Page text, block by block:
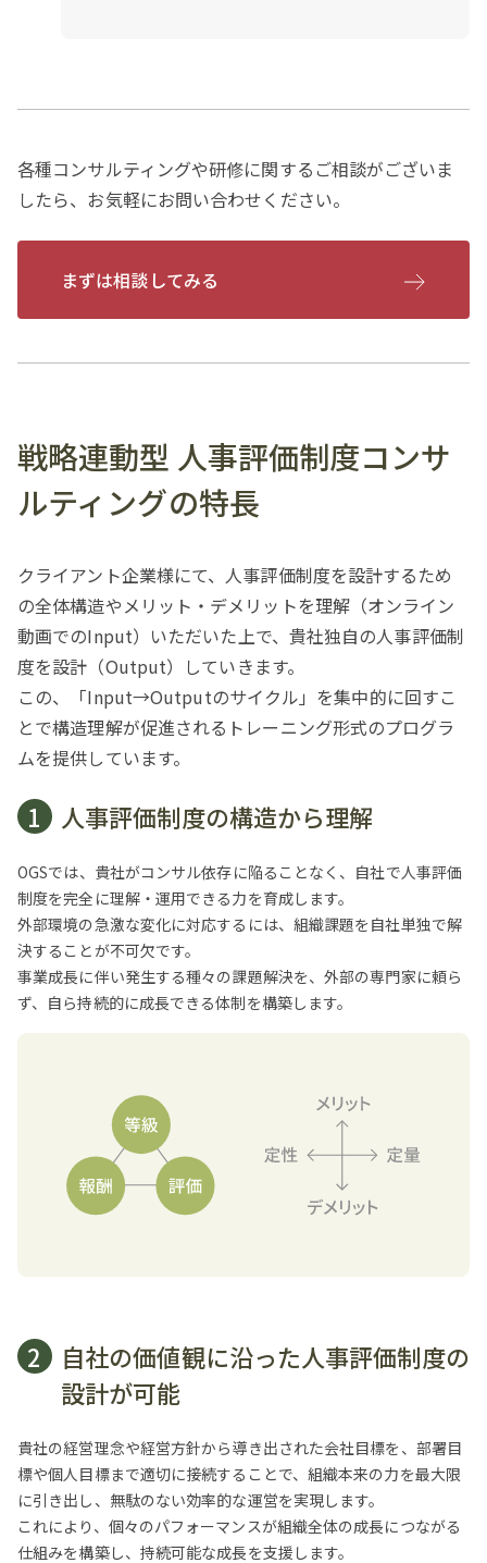
各種コンサルティングや研修に関するご相談がございま
したら、お気軽にお問い合わせください。
まずは相談してみる
戦略連動型 人事評価制度コンサ
ルティングの特長
クライアント企業様にて、人事評価制度を設計するため
の全体構造やメリット・デメリットを理解（オンライン
動画でのInput）いただいた上で、貴社独自の人事評価制
度を設計（Output）していきます。
この、「Input→Outputのサイクル」を集中的に回すこ
とで構造理解が促進されるトレーニング形式のプログラ
ムを提供しています。
1 人事評価制度の構造から理解
OGSでは、貴社がコンサル依存に陥ることなく、自社で人事評価
制度を完全に理解・運用できる力を育成します。
外部環境の急激な変化に対応するには、組織課題を自社単独で解
決することが不可欠です。
事業成長に伴い発生する種々の課題解決を、外部の専門家に頼ら
ず、自ら持続的に成長できる体制を構築します。
2
自社の価値観に沿った人事評価制度の
設計が可能
貴社の経営理念や経営方針から導き出された会社目標を、部署目
標や個人目標まで適切に接続することで、組織本来の力を最大限
に引き出し、無駄のない効率的な運営を実現します。
これにより、個々のパフォーマンスが組織全体の成長につながる
仕組みを構築し、持続可能な成長を支援します。